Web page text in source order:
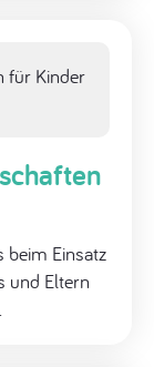
beim Einsatz
und Eltern